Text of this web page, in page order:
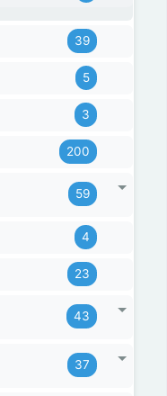
39
5
3
200
59
4
23
43
37